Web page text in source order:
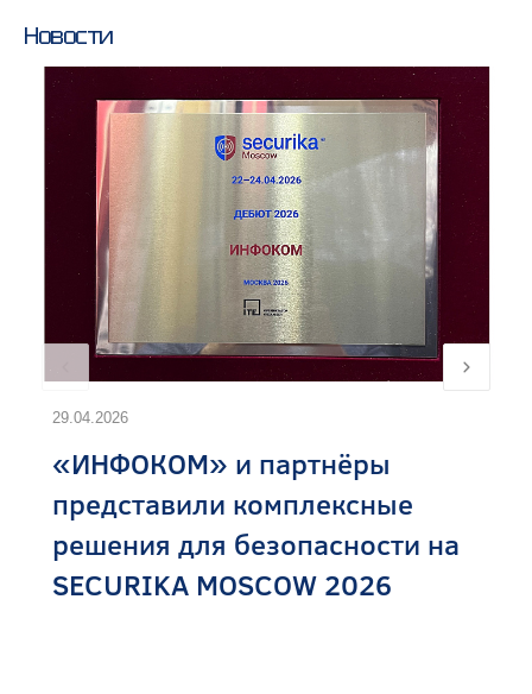
Новости
29.04.2026
«ИНФОКОМ» и партнёры
представили комплексные
решения для безопасности на
SECURIKA MOSCOW 2026